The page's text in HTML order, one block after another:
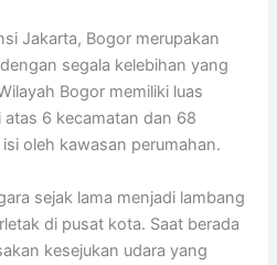
Jakarta, Bogor merupakan
segala kelebihan yang
Bogor memiliki luas
6 kecamatan dan 68
oleh kawasan perumahan.
sejak lama menjadi lambang
di pusat kota. Saat berada
kesejukan udara yang